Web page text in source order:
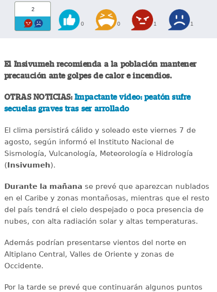
2
0 0 1 1
El Insivumeh recomienda a la población mantener
precaución ante golpes de calor e incendios.
OTRAS NOTICIAS: Impactante video: peatón sufre
secuelas graves tras ser arrollado
El clima persistirá cálido y soleado este viernes 7 de
agosto, según informó el Instituto Nacional de
Sismología, Vulcanología, Meteorología e Hidrología
(Insivumeh).
Durante la mañana se prevé que aparezcan nublados
en el Caribe y zonas montañosas, mientras que el resto
del país tendrá el cielo despejado o poca presencia de
nubes, con alta radiación solar y altas temperaturas.
Además podrían presentarse vientos del norte en
Altiplano Central, Valles de Oriente y zonas de
Occidente.
Por la tarde se prevé que continuarán algunos puntos